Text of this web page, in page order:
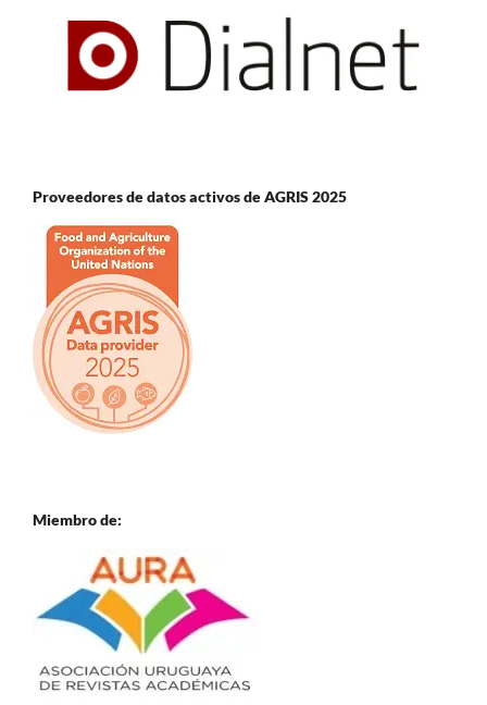
Proveedores de datos activos de AGRIS 2025
Miembro de: